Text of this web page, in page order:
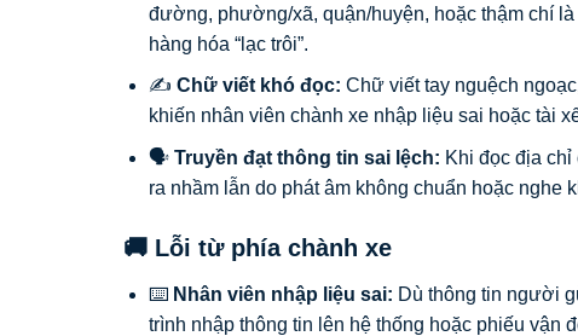
đường, phường/xã, quận/huyện, hoặc thậm chí
hàng hóa “lạc trôi”.
✍️ Chữ viết khó đọc: Chữ viết tay nguệch
khiến nhân viên chành xe nhập liệu sai hoặc tài
🗣️ Truyền đạt thông tin sai lệch: Khi đọc địa
ra nhầm lẫn do phát âm không chuẩn hoặc nghe
🚚 Lỗi từ phía chành xe
⌨️ Nhân viên nhập liệu sai: Dù thông tin người
trình nhập thông tin lên hệ thống hoặc phiếu vận